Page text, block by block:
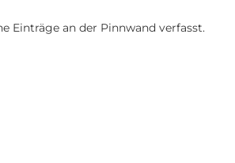
Einträge an der Pinnwand verfasst.